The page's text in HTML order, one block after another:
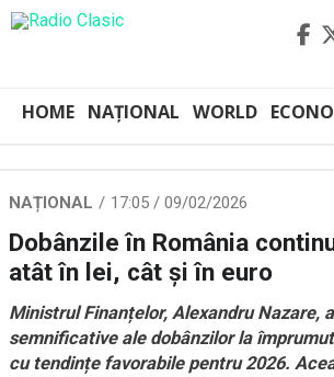
HOME NAȚIONAL WORLD
NAȚIONAL 17:05 / 09/02/2026
Dobânzile în România
atât în lei, cât și în euro
Ministrul Finanțelor, Alexandru Nazare,
semnificative ale dobânzilor la
cu tendințe favorabile pentru 2026.